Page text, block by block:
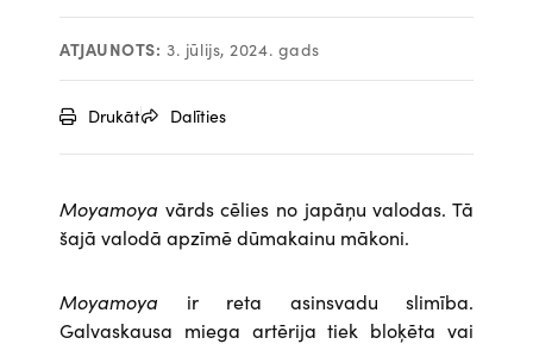
ATJAUNOTS: 3. jūlijs, 2024. gads
Drukāt Dalīties
Moyamoya vārds cēlies no japāņu valodas. Tā
šajā valodā apzīmē dūmakainu mākoni.
Moyamoya ir reta asinsvadu slimība.
Galvaskausa miega artērija tiek bloķēta vai